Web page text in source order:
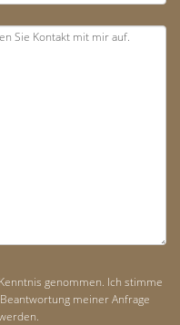
genommen. Ich stimme
meiner Anfrage